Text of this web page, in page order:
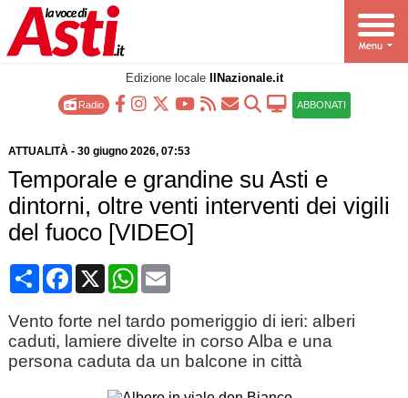
Edizione locale IlNazionale.it
Radio ABBONATI
ATTUALITÀ- 30 giugno 2026, 07:53
Temporale e grandine su Asti e
dintorni, oltre venti interventi dei vigili
del fuoco [VIDEO]
CondividiFacebook
X WhatsApp
Email
Vento forte nel tardo pomeriggio di ieri: alberi
caduti, lamiere divelte in corso Alba e una
persona caduta da un balcone in città